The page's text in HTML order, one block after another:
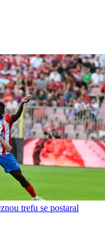
trefu se postaral